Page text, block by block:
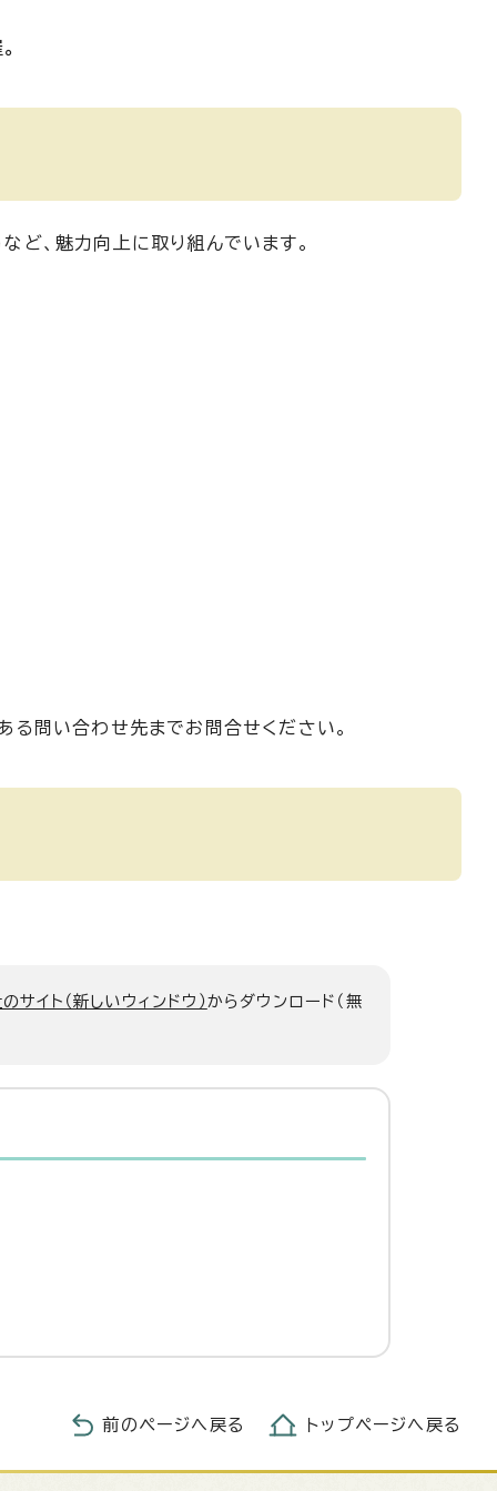
ど、魅力向上に取り組んでいます。
る問い合わせ先までお問合せください。
サイト（新しいウィンドウ）からダウンロード（無
前のページへ戻る トップページへ戻る